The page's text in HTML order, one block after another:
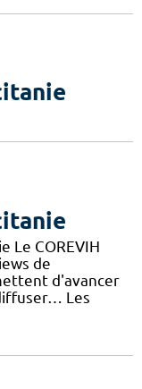
Le COREVIH
de
d'avancer
Les